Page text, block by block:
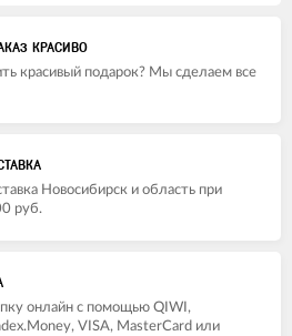
КРАСИВО
красивый подарок? Мы сделаем все
Новосибирск и область при
руб.
онлайн с помощью QIWI,
VISA, MasterCard или